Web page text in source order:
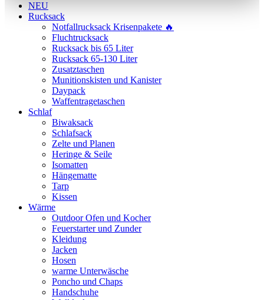
NEU
Rucksack
Notfallrucksack Krisenpakete 🔥
Fluchtrucksack
Rucksack bis 65 Liter
Rucksack 65-130 Liter
Zusatztaschen
Munitionskisten und Kanister
Daypack
Waffentragetaschen
Schlaf
Biwaksack
Schlafsack
Zelte und Planen
Heringe & Seile
Isomatten
Hängematte
Tarp
Kissen
Wärme
Outdoor Ofen und Kocher
Feuerstarter und Zunder
Kleidung
Jacken
Hosen
warme Unterwäsche
Poncho und Chaps
Handschuhe